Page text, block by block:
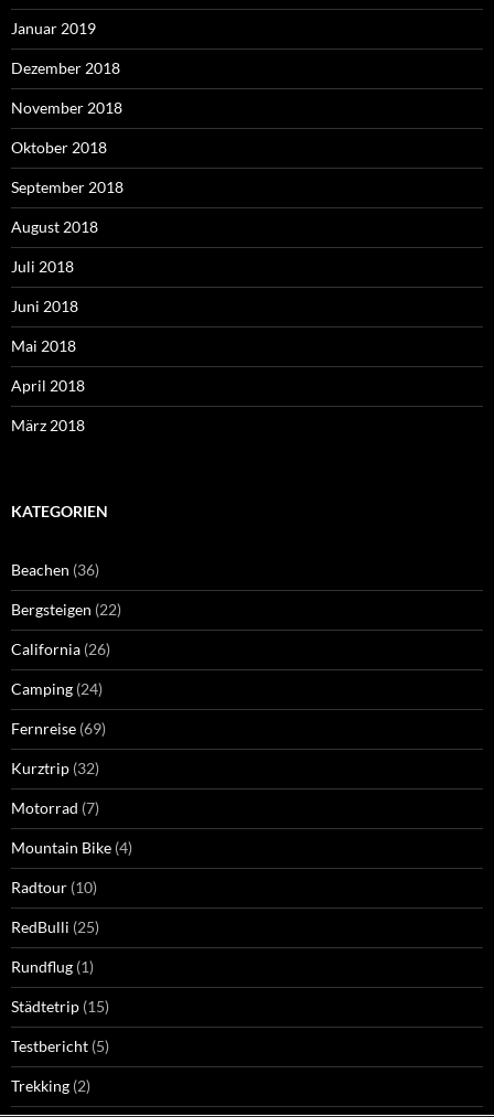
Januar 2019
Dezember 2018
November 2018
Oktober 2018
September 2018
August 2018
Juli 2018
Juni 2018
Mai 2018
April 2018
März 2018
KATEGORIEN
Beachen (36)
Bergsteigen (22)
California (26)
Camping (24)
Fernreise (69)
Kurztrip (32)
Motorrad (7)
Mountain Bike (4)
Radtour (10)
RedBulli (25)
Rundflug (1)
Städtetrip (15)
Testbericht (5)
Trekking (2)